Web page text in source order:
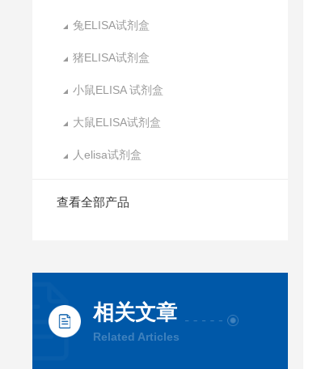
兔ELISA试剂盒
猪ELISA试剂盒
小鼠ELISA 试剂盒
大鼠ELISA试剂盒
人elisa试剂盒
查看全部产品
相关文章
Related Articles